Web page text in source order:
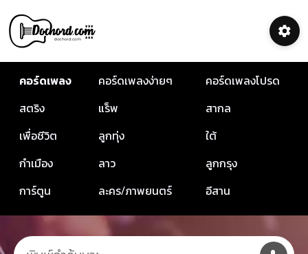
คอร์ดเพลง คอร์ดเพลงง่ายๆ
คอร์ดเพลงโปรด
สตริง
แร็พ
สากล
เพื่อชีวิต
ลูกทุ่ง
ใต้
กำเมือง
ลาว
ลูกกรุง
การ์ตูน
ละคร/ภาพยนตร์ อีสาน